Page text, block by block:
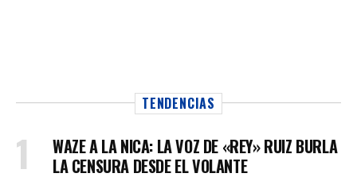
TENDENCIAS
WAZE A LA NICA: LA VOZ DE «REY» RUIZ BURLA
LA CENSURA DESDE EL VOLANTE